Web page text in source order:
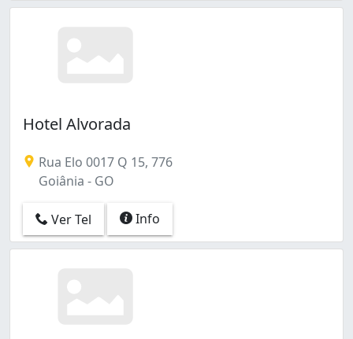
Hotel Alvorada
Rua Elo 0017 Q 15, 776
Goiânia - GO
Ver Tel Info